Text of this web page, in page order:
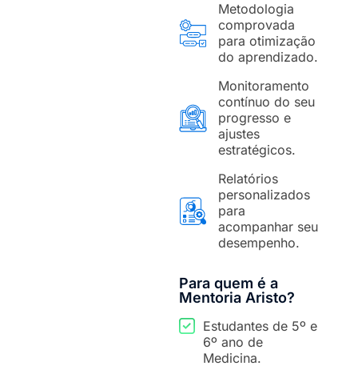
Metodologia
comprovada
para otimização
do aprendizado.
Monitoramento
contínuo do seu
progresso e
ajustes
estratégicos.
Relatórios
personalizados
para
acompanhar seu
desempenho.
Para quem é a
Mentoria Aristo?
Estudantes de 5º e
6º ano de
Medicina.